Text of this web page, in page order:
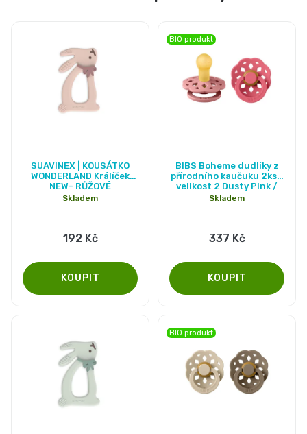
SUAVINEX | KOUSÁTKO
WONDERLAND Králíček
NEW- RŮŽOVÉ
hodnocení
produktu
hvězdiček.
Skladem
192 Kč
BIO produkt
BIBS Boheme dudlíky z
přírodního kaučuku 2ks -
velikost 2 Dusty Pink /
Coral
Skladem
337 Kč
BIO produkt